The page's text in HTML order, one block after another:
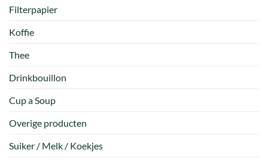
Filterpapier
Koffie
Thee
Drinkbouillon
Cup a Soup
Overige producten
Suiker / Melk / Koekjes